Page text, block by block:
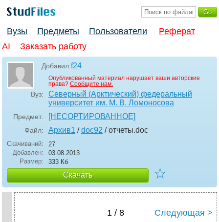
Вузы Предметы Пользователи
Реферат
AI
Заказать работу
Добавил:f24
Опубликованный материал нарушает ваши авторские
права? Сообщите нам.
Вуз:
Северный (Арктический) федеральный
университет им. М. В. Ломоносова
Предмет: [НЕСОРТИРОВАННОЕ]
Файл: Архив1 /doc92 / отчеты.doc
Скачиваний:
27
Добавлен:
03.08.2013
Размер:
333 Кб
Скачать ☆
1 / 8 Следующая >